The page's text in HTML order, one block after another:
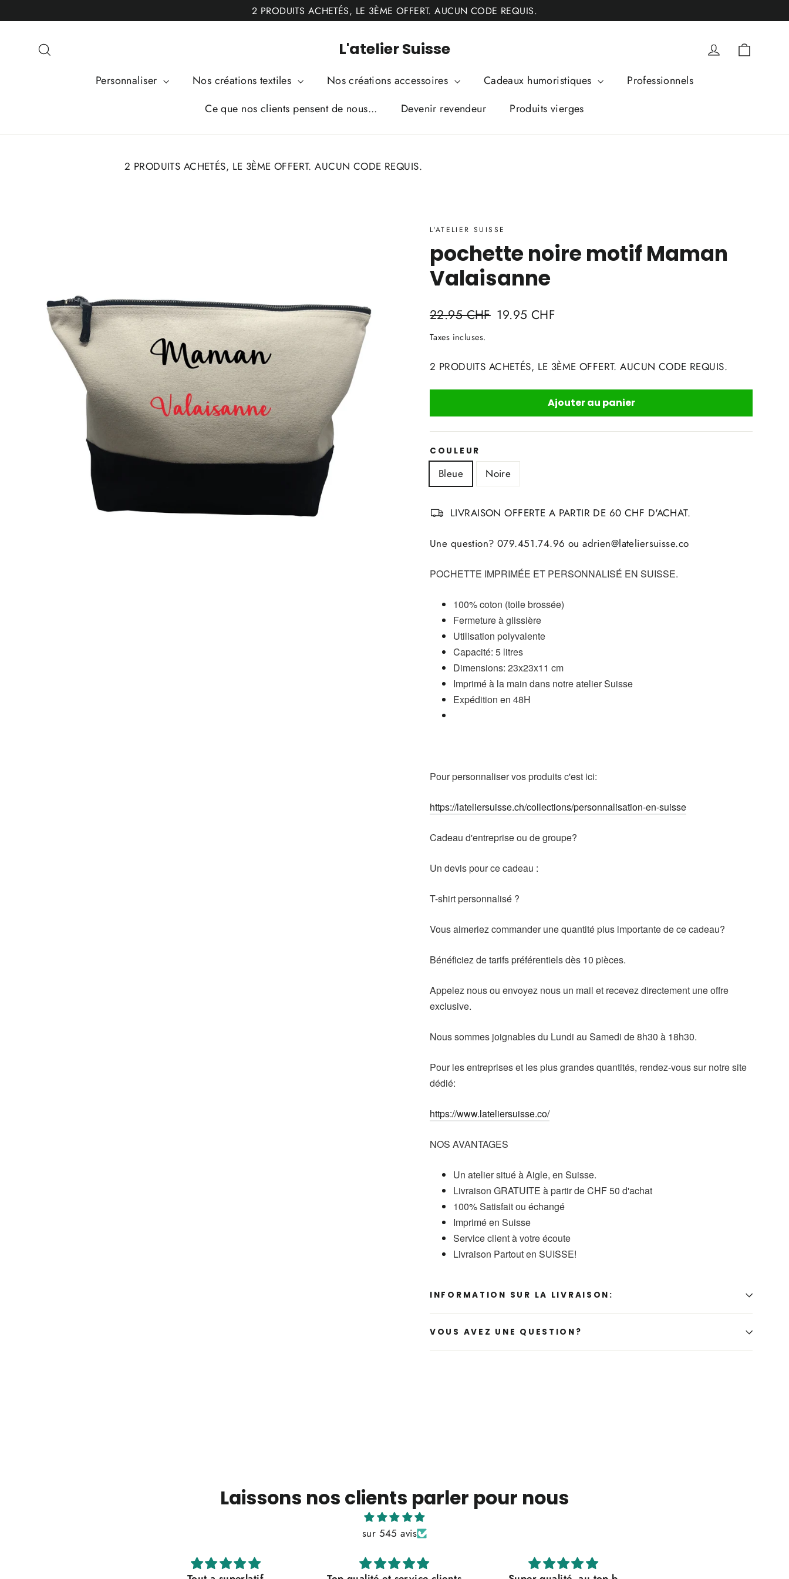
au
2 PRODUITS ACHETÉS, LE 3ÈME OFFERT. AUCUN CODE REQUIS.
L'atelier Suisse Se connecter
Personnaliser Nos créations textiles Nos créations accessoires Cadeaux humoristiques
Professionnels
Ce que nos clients pensent de nous...
Devenir revendeur Produits vierges
2 PRODUITS ACHETÉS, LE 3ÈME OFFERT. AUCUN CODE REQUIS.
L'ATELIER SUISSE
pochette noire motif Maman
Valaisanne
Prix
22.95 CHF Prix
19.95 CHF
Taxes incluses.
2 PRODUITS ACHETÉS, LE 3ÈME OFFERT. AUCUN CODE REQUIS.
Ajouter au panier
COULEUR
Bleue Noire
LIVRAISON OFFERTE A PARTIR DE 60 CHF D'ACHAT.
Une question? 079.451.74.96 ou adrien@lateliersuisse.co
POCHETTE IMPRIMÉE ET PERSONNALISÉ EN SUISSE.
100% coton (toile brossée)
Fermeture à glissière
Utilisation polyvalente
Capacité: 5 litres
Dimensions: 23x23x11 cm
Imprimé à la main dans notre atelier Suisse
Expédition en 48H
Pour personnaliser vos produits c'est ici:
https://lateliersuisse.ch/collections/personnalisation-en-suisse
Cadeau d'entreprise ou de groupe?
Un devis pour ce cadeau :
T-shirt personnalisé ?
Vous aimeriez commander une quantité plus importante de ce cadeau?
Bénéficiez de tarifs préférentiels dès 10 pièces.
Appelez nous ou envoyez nous un mail et recevez directement une offre
exclusive.
Nous sommes joignables du Lundi au Samedi de 8h30 à 18h30.
Pour les entreprises et les plus grandes quantités, rendez-vous sur notre site
dédié:
https://www.lateliersuisse.co/
NOS AVANTAGES
Un atelier situé à Aigle, en Suisse.
Livraison GRATUITE à partir de CHF 50 d'achat
100% Satisfait ou échangé
Imprimé en Suisse
Service client à votre écoute
Livraison Partout en SUISSE!
INFORMATION SUR LA LIVRAISON:
VOUS AVEZ UNE QUESTION?
Laissons nos clients parler pour nous
sur 545 avis